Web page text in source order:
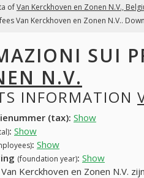
ofVan Kerckhoven en Zonen N.V.,
Van Kerckhoven en Zonen N.V..
SUI
N.V.
INFORMATION
(tax): Show
: Show
: Show
(foundation year): Show
Kerckhoven en Zonen N.V.